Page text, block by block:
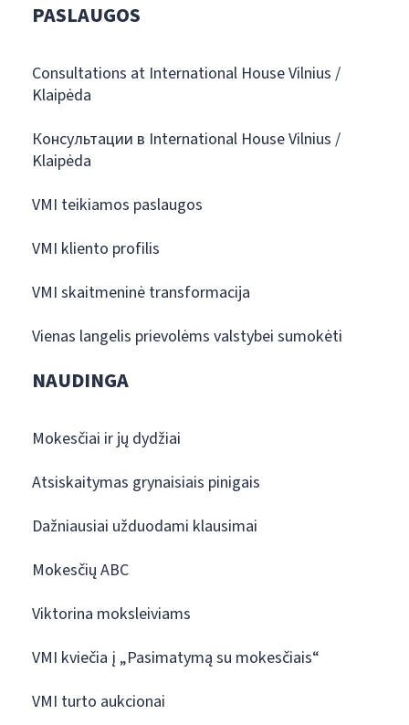
PASLAUGOS
Consultations at International House Vilnius /
Klaipėda
Консультации в International House Vilnius /
Klaipėda
VMI teikiamos paslaugos
VMI kliento profilis
VMI skaitmeninė transformacija
Vienas langelis prievolėms valstybei sumokėti
NAUDINGA
Mokesčiai ir jų dydžiai
Atsiskaitymas grynaisiais pinigais
Dažniausiai užduodami klausimai
Mokesčių ABC
Viktorina moksleiviams
VMI kviečia į „Pasimatymą su mokesčiais“
VMI turto aukcionai